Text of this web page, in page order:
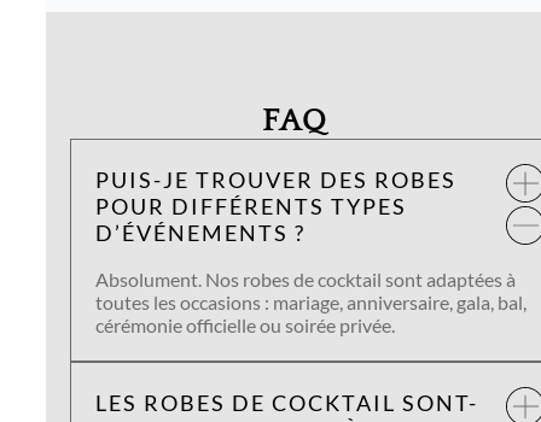
FAQ
PUIS-JE TROUVER DES ROBES
POUR DIFFÉRENTS TYPES
D’ÉVÉNEMENTS ?
Absolument. Nos robes de cocktail sont adaptées à
toutes les occasions : mariage, anniversaire, gala, bal,
cérémonie officielle ou soirée privée.
LES ROBES DE COCKTAIL SONT-